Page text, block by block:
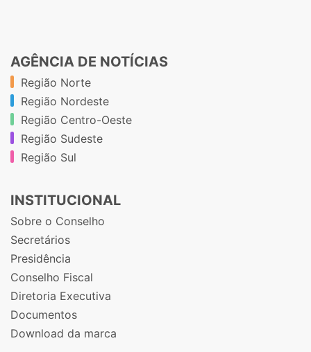
AGÊNCIA DE NOTÍCIAS
Região Norte
Região Nordeste
Região Centro-Oeste
Região Sudeste
Região Sul
INSTITUCIONAL
Sobre o Conselho
Secretários
Presidência
Conselho Fiscal
Diretoria Executiva
Documentos
Download da marca